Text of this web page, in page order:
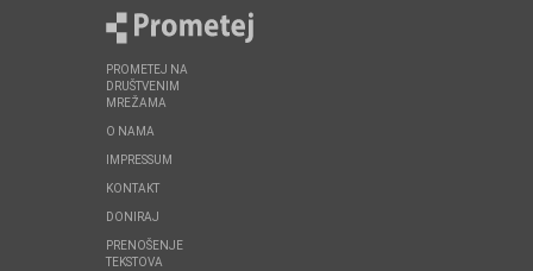
PROMETEJ NA
DRUŠTVENIM
MREŽAMA
O NAMA
IMPRESSUM
KONTAKT
DONIRAJ
PRENOŠENJE
TEKSTOVA